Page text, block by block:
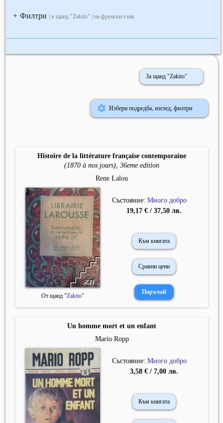
+ Филтри | в щанд "Zakito" | на френски език
За щанд "Zakito"
Избери подредба, изглед, филтри
Histoire de la littérature française contemporaine
(1870 à nos jours), 36eme edition
Rene Lalou
От щанд "Zakito"
Състояние: Много добро
19,17 € / 37,50 лв.
Към книгата
Сравни цени
Un homme mort et un enfant
Mario Ropp
Състояние: Много добро
3,58 € / 7,00 лв.
Към книгата